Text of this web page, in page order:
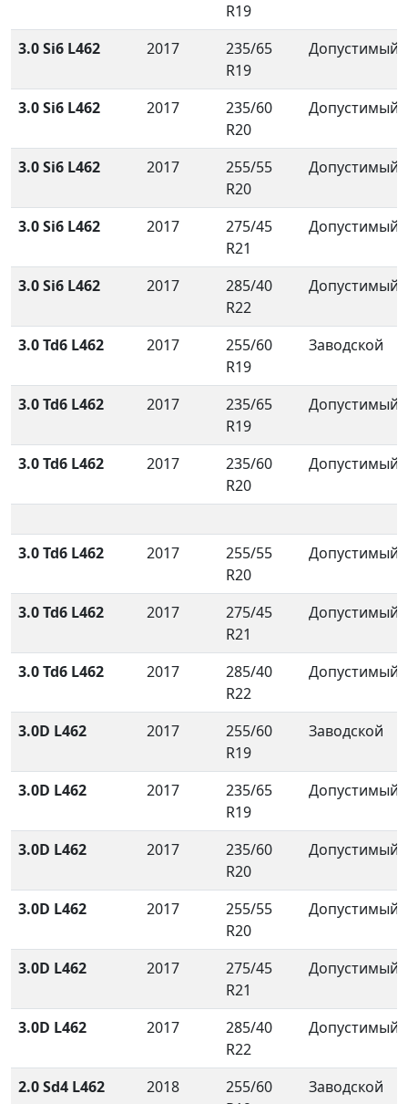
R19
3.0 Si6 L462 2017
235/65
R19
Допустимый
3.0 Si6 L462 2017
235/60
R20
Допустимый
3.0 Si6 L462 2017
255/55
R20
Допустимый
3.0 Si6 L462 2017
275/45
R21
Допустимый
3.0 Si6 L462 2017
285/40
R22
Допустимый
3.0 Td6 L462 2017
255/60
R19
Заводской
3.0 Td6 L462 2017
235/65
R19
Допустимый
3.0 Td6 L462 2017
235/60
R20
Допустимый
3.0 Td6 L462 2017
255/55
R20
Допустимый
3.0 Td6 L462 2017
275/45
R21
Допустимый
3.0 Td6 L462 2017
285/40
R22
Допустимый
3.0D L462 2017
255/60
R19
Заводской
3.0D L462 2017
235/65
R19
Допустимый
3.0D L462 2017
235/60
R20
Допустимый
3.0D L462 2017
255/55
R20
Допустимый
3.0D L462 2017
275/45
R21
Допустимый
3.0D L462 2017
285/40
R22
Допустимый
2.0 Sd4 L462 2018
255/60
Заводской